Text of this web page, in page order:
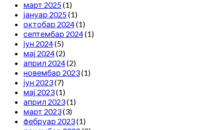
март 2025(1)
јануар 2025(1)
октобар 2024(1)
септембар 2024(1)
јун 2024(5)
мај 2024(2)
април 2024(2)
новембар 2023(1)
јун 2023(7)
мај 2023(1)
април 2023(1)
март 2023(3)
фебруар 2023(1)